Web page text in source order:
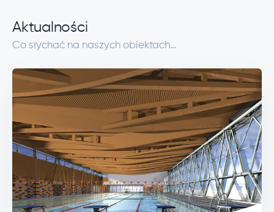
Aktualności
Co słychać na naszych obiektach…